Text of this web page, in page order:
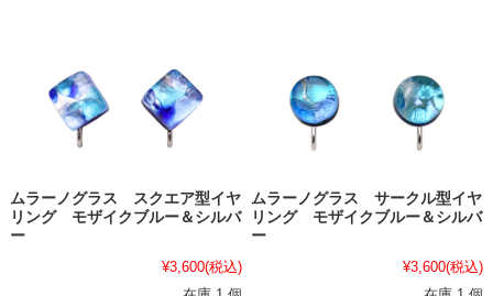
ムラーノグラス スクエア型イヤ
リング モザイクブルー＆シルバ
ー
¥3,600(税込)
ムラーノグラス サークル型イヤ
リング モザイクブルー＆シルバ
ー
¥3,600(税込)